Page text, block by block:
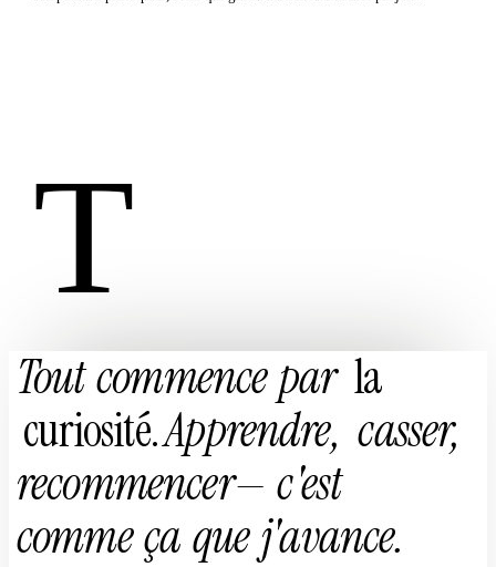
T
Toutcommencepar la
curiosité.Apprendre, casser,
recommencer— c'est
commeça quej'avance.